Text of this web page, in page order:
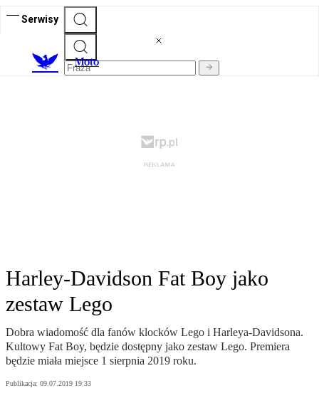
Serwisy
Moto
Harley-Davidson Fat Boy jako
zestaw Lego
Dobra wiadomość dla fanów klocków Lego i Harleya-Davidsona.
Kultowy Fat Boy, będzie dostępny jako zestaw Lego. Premiera
będzie miała miejsce 1 sierpnia 2019 roku.
Publikacja: 09.07.2019 19:33